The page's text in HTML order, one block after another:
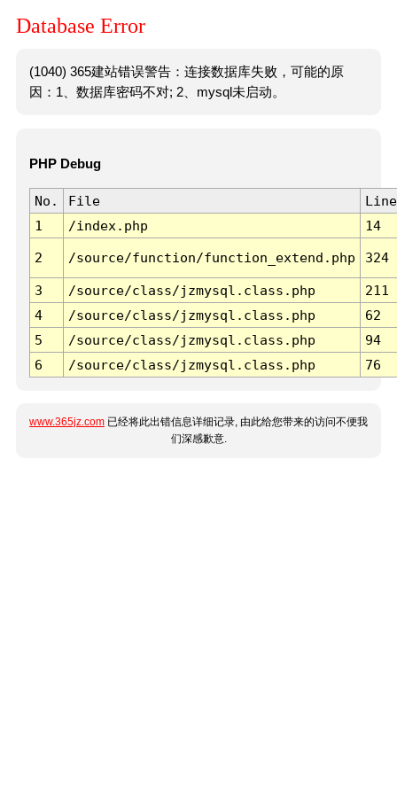
Database Error
(1040) 365建站错误警告：连接数据库失败，可能的原
因：1、数据库密码不对; 2、mysql未启动。
PHP Debug
No. File
Line
1
/index.php 14
2 /source/function/function_extend.php 324
3 /source/class/jzmysql.class.php
211
4
/source/class/jzmysql.class.php
62
5
/source/class/jzmysql.class.php
94
6
/source/class/jzmysql.class.php 76
www.365jz.com 已经将此出错信息详细记录, 由此给您带来的访问不便我
们深感歉意.